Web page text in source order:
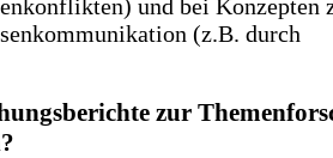
und bei Konzepten
(z.B. durch
zur